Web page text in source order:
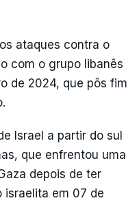
ataques contra o
com o grupo libanês
de 2024, que pôs fim
Israel a partir do sul
que enfrentou uma
depois de ter
israelita em 07 de